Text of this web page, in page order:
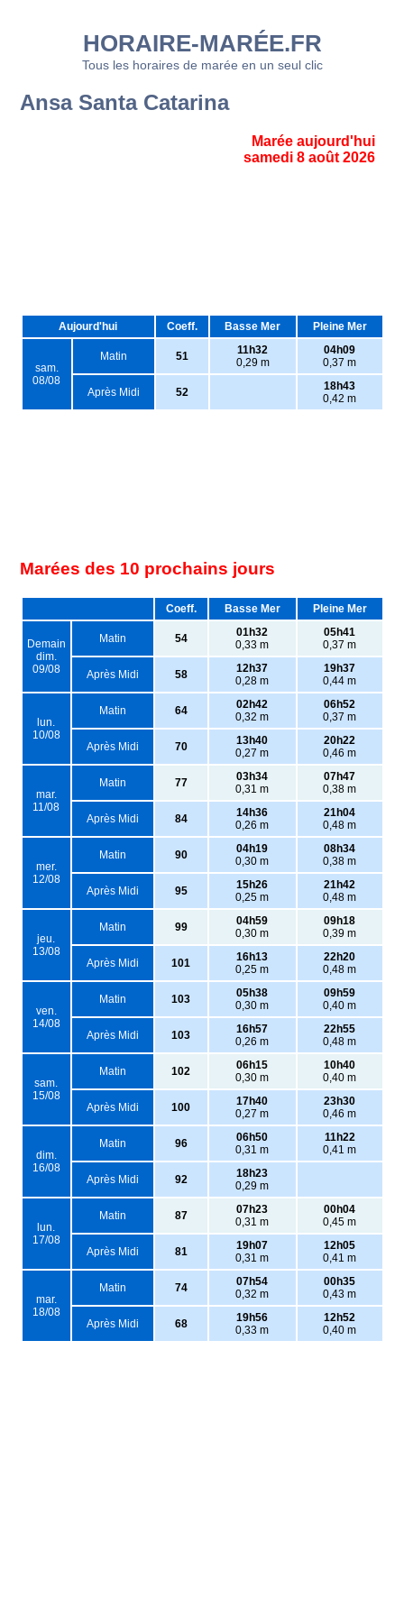
HORAIRE-MARÉE.FR
Tous les horaires de marée en un seul clic
Ansa Santa Catarina
Marée aujourd'hui
samedi 8 août 2026
Aujourd'hui Coeff. Basse Mer Pleine Mer
sam.
08/08
Matin 51
11h32
0,29 m
04h09
0,37 m
Après Midi 52
18h43
0,42 m
Marées des 10 prochains jours
Coeff. Basse Mer Pleine Mer
Demain
dim.
09/08
Matin 54
01h32
0,33 m
05h41
0,37 m
Après Midi 58
12h37
0,28 m
19h37
0,44 m
lun.
10/08
Matin 64
02h42
0,32 m
06h52
0,37 m
Après Midi 70
13h40
0,27 m
20h22
0,46 m
mar.
11/08
Matin 77
03h34
0,31 m
07h47
0,38 m
Après Midi 84
14h36
0,26 m
21h04
0,48 m
mer.
12/08
Matin 90
04h19
0,30 m
08h34
0,38 m
Après Midi 95
15h26
0,25 m
21h42
0,48 m
jeu.
13/08
Matin 99
04h59
0,30 m
09h18
0,39 m
Après Midi 101
16h13
0,25 m
22h20
0,48 m
ven.
14/08
Matin 103
05h38
0,30 m
09h59
0,40 m
Après Midi 103
16h57
0,26 m
22h55
0,48 m
sam.
15/08
Matin 102
06h15
0,30 m
10h40
0,40 m
Après Midi 100
17h40
0,27 m
23h30
0,46 m
dim.
16/08
Matin 96
06h50
0,31 m
11h22
0,41 m
Après Midi 92
18h23
0,29 m
lun.
17/08
Matin 87
07h23
0,31 m
00h04
0,45 m
Après Midi 81
19h07
0,31 m
12h05
0,41 m
mar.
18/08
Matin 74
07h54
0,32 m
00h35
0,43 m
Après Midi 68
19h56
0,33 m
12h52
0,40 m